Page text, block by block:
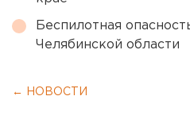
Беспилотная
Челябинской области
← НОВОСТИ